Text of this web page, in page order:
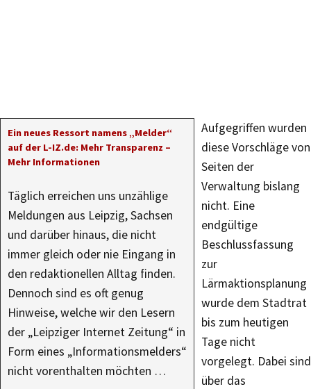
Ein neues Ressort namens „Melder“
auf der L-IZ.de: Mehr Transparenz –
Mehr Informationen
Täglich erreichen uns unzählige
Meldungen aus Leipzig, Sachsen
und darüber hinaus, die nicht
immer gleich oder nie Eingang in
den redaktionellen Alltag finden.
Dennoch sind es oft genug
Hinweise, welche wir den Lesern
der „Leipziger Internet Zeitung“ in
Form eines „Informationsmelders“
nicht vorenthalten möchten …
Aufgegriffen wurden
diese Vorschläge von
Seiten der
Verwaltung bislang
nicht. Eine
endgültige
Beschlussfassung
zur
Lärmaktionsplanung
wurde dem Stadtrat
bis zum heutigen
Tage nicht
vorgelegt. Dabei sind
über das